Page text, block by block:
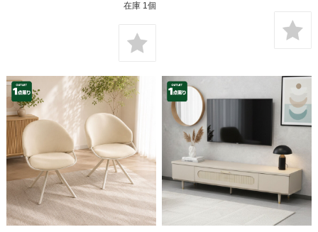
在庫 1個